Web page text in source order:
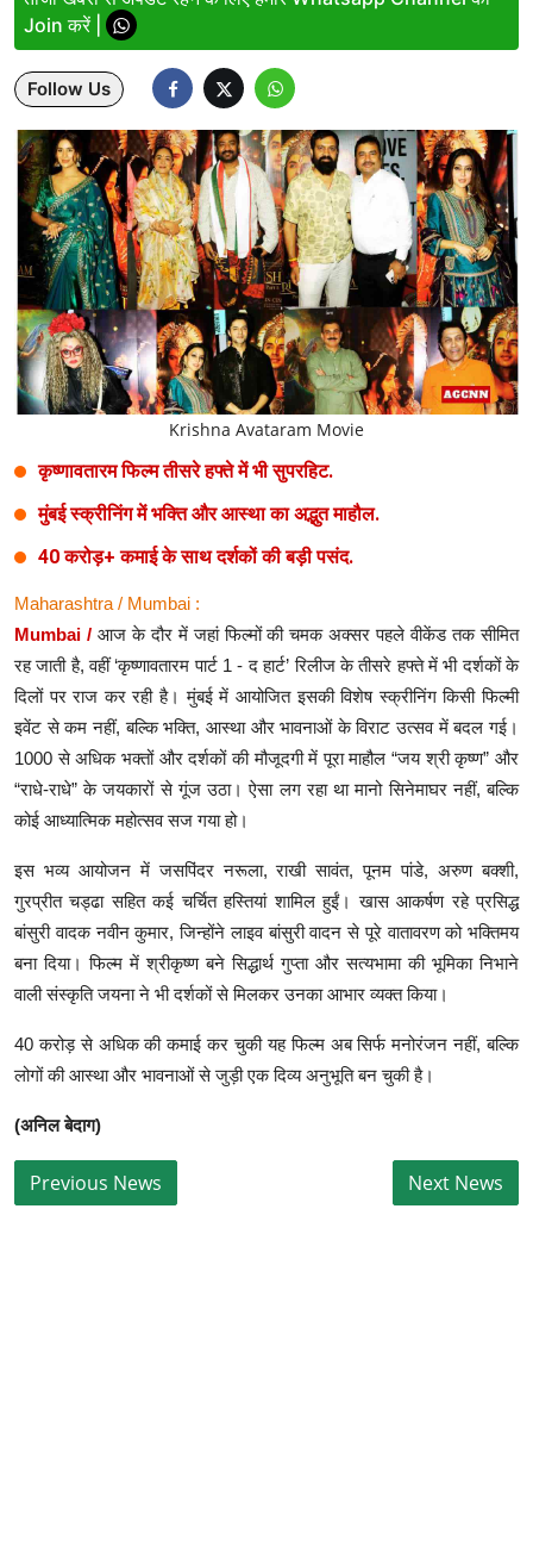
Lifestyle
Health
Development
Career
Literature
Tour & Travel
History Speaks
About Us
Join करें |
Follow Us
Krishna Avataram Movie
कृष्णावतारम फिल्म तीसरे हफ्ते में भी सुपरहिट.
मुंबई स्क्रीनिंग में भक्ति और आस्था का अद्भुत माहौल.
40 करोड़+ कमाई के साथ दर्शकों की बड़ी पसंद.
Maharashtra / Mumbai :
Mumbai / आज के दौर में जहां फिल्मों की चमक अक्सर पहले वीकेंड तक सीमित
रह जाती है, वहीं ‘कृष्णावतारम पार्ट 1 - द हार्ट’ रिलीज के तीसरे हफ्ते में भी दर्शकों के
दिलों पर राज कर रही है। मुंबई में आयोजित इसकी विशेष स्क्रीनिंग किसी फिल्मी
इवेंट से कम नहीं, बल्कि भक्ति, आस्था और भावनाओं के विराट उत्सव में बदल गई।
1000 से अधिक भक्तों और दर्शकों की मौजूदगी में पूरा माहौल “जय श्री कृष्ण” और
“राधे-राधे” के जयकारों से गूंज उठा। ऐसा लग रहा था मानो सिनेमाघर नहीं, बल्कि
कोई आध्यात्मिक महोत्सव सज गया हो।
इस भव्य आयोजन में जसपिंदर नरूला, राखी सावंत, पूनम पांडे, अरुण बक्शी,
गुरप्रीत चड्ढा सहित कई चर्चित हस्तियां शामिल हुईं। खास आकर्षण रहे प्रसिद्ध
बांसुरी वादक नवीन कुमार, जिन्होंने लाइव बांसुरी वादन से पूरे वातावरण को भक्तिमय
बना दिया। फिल्म में श्रीकृष्ण बने सिद्धार्थ गुप्ता और सत्यभामा की भूमिका निभाने
वाली संस्कृति जयना ने भी दर्शकों से मिलकर उनका आभार व्यक्त किया।
40 करोड़ से अधिक की कमाई कर चुकी यह फिल्म अब सिर्फ मनोरंजन नहीं, बल्कि
लोगों की आस्था और भावनाओं से जुड़ी एक दिव्य अनुभूति बन चुकी है।
(अनिल बेदाग)